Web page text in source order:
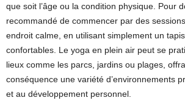
que soit l’âge ou la condition physique. Pour
recommandé de commencer par des
endroit calme, en utilisant simplement un
confortables. Le yoga en plein air peut se
lieux comme les parcs, jardins ou plages,
conséquence une variété d’environnements
et au développement personnel.